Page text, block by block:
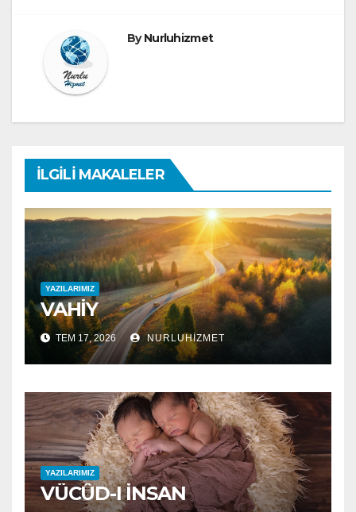
ByNurluhizmet
İLGILI MAKALELER
YAZILARIMIZ
VAHİY
TEM 17, 2026 NURLUHIZMET
YAZILARIMIZ
VÜCÛD-I İNSAN